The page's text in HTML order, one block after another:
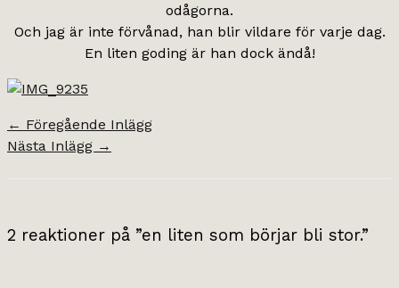
odågorna.
Och jag är inte förvånad, han blir vildare för varje dag.
En liten goding är han dock ändå!
← Föregående Inlägg
Nästa Inlägg →
2 reaktioner på ”en liten som börjar bli stor.”